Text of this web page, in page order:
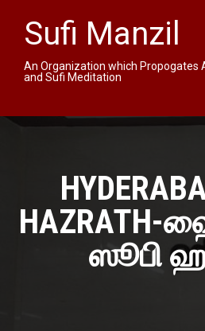
Sufi Manzil
An Organization which Propogates
and Sufi Meditation
HAZRATH-
ஸூபி